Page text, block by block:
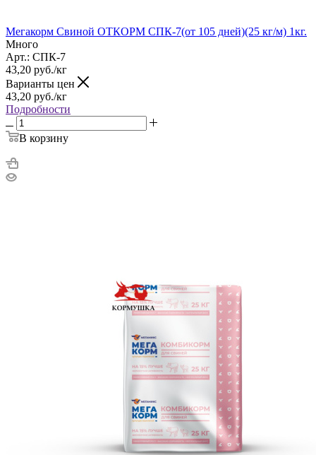
Мегакорм Свиной ОТКОРМ СПК-7(от 105 дней)(25 кг/м) 1кг.
Много
Арт.: СПК-7
43,20 руб./кг
Варианты цен
43,20 руб./кг
Подробности
В корзину